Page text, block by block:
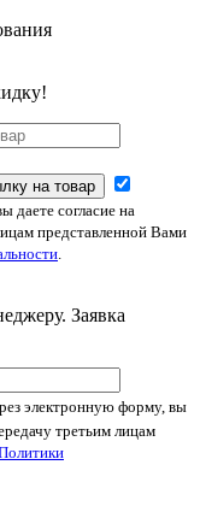
на товар
даете согласие на
представленной Вами
Заявка
электронную форму, вы
третьим лицам